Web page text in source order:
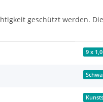
geschützt werden.
9 x